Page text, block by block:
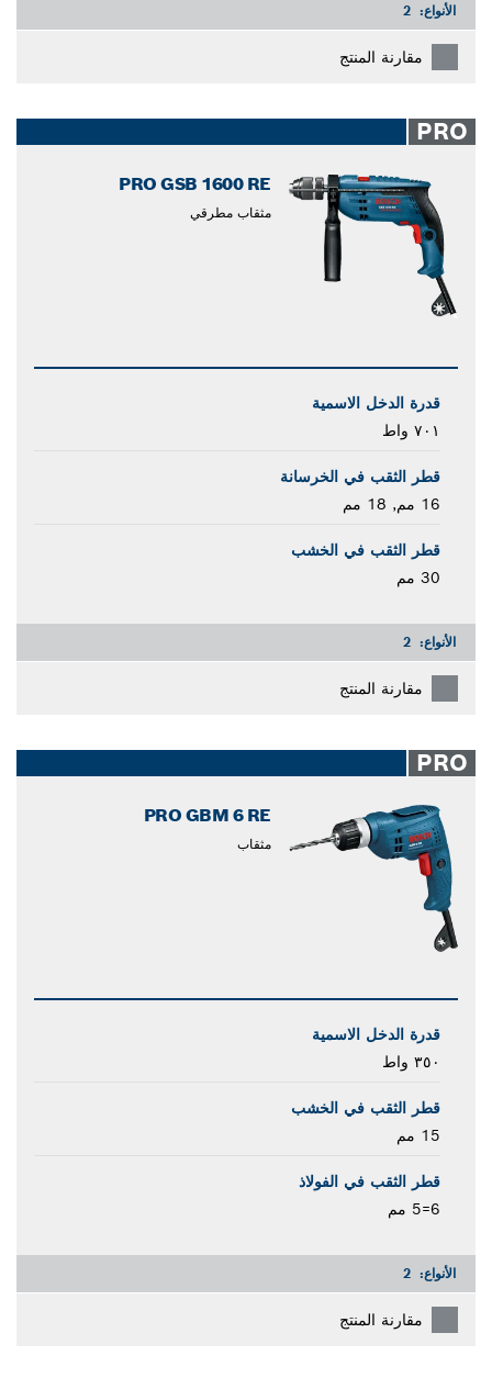
الأنواع: 2
مقارنة المنتج
PRO
PRO GSB 1600 RE
مثقاب مطرقي
قدرة الدخل الاسمية
٧٠١ واط
قطر الثقب في الخرسانة
16 مم, 18 مم
قطر الثقب في الخشب
30 مم
الأنواع: 2
مقارنة المنتج
PRO
PRO GBM 6 RE
مثقاب
قدرة الدخل الاسمية
٣٥٠ واط
قطر الثقب في الخشب
15 مم
قطر الثقب في الفولاذ
6=5 مم
الأنواع: 2
مقارنة المنتج